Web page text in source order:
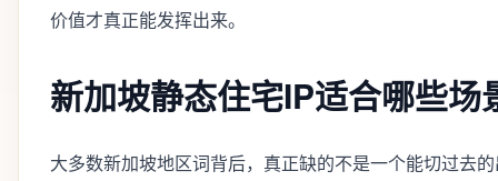
价值才真正能发挥出来。
新加坡静态住宅IP适合哪些场
大多数新加坡地区词背后，真正缺的不是一个能切过去